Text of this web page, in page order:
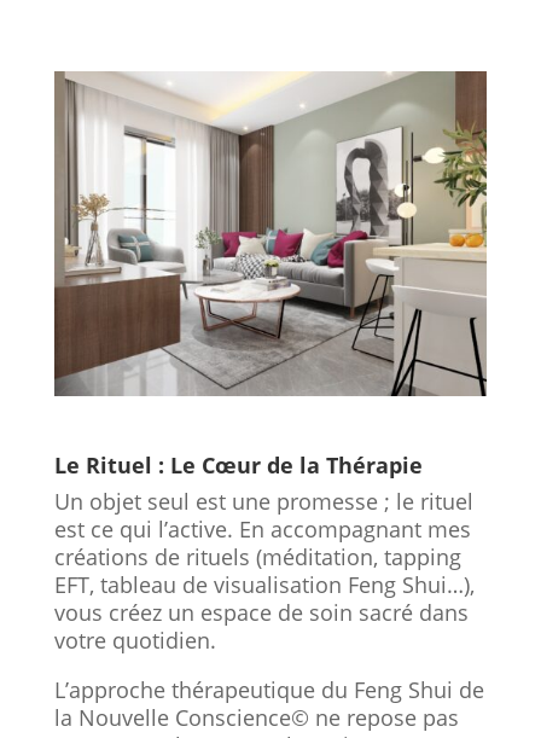
Le Rituel : Le Cœur de la Thérapie
Un objet seul est une promesse ; le rituel
est ce qui l’active. En accompagnant mes
créations de rituels (méditation, tapping
EFT, tableau de visualisation Feng Shui…),
vous créez un espace de soin sacré dans
votre quotidien.
L’approche thérapeutique du Feng Shui de
la Nouvelle Conscience© ne repose pas